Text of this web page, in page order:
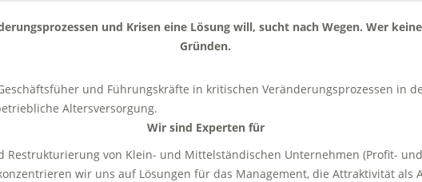
und Krisen eine Lösung will, sucht nach Wegen. Wer
Gründen.
und Führungskräfte in kritischen Veränderungsprozessen in
Altersversorgung.
Wir sind Experten für
Restrukturierung von Klein- und Mittelständischen Unternehmen (Profit-
wir uns auf Lösungen für das Management, die Attraktivität als